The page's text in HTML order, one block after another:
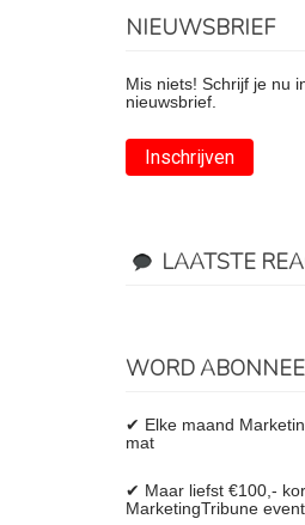
NIEUWSBRIEF
Mis niets! Schrijf je nu
nieuwsbrief.
Inschrijven
LAATSTE
WORD
✔ Elke maand
mat
✔ Maar liefst €100,-
MarketingTribune